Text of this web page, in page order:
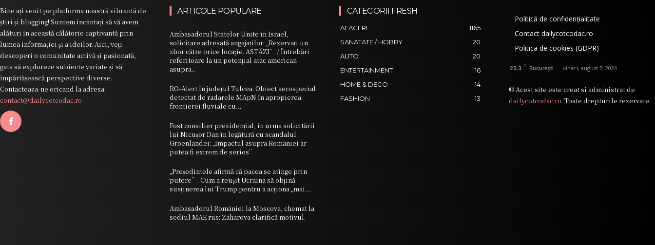
Bine ați venit pe platforma noastră vibrantă de
știri și blogging! Suntem încântați să vă avem
alături în această călătorie captivantă prin
lumea informației și a ideilor. Aici, veți
descoperi o comunitate activă și pasionată,
gata să exploreze subiecte variate și să
împărtășească perspective diverse.
Contacteaza-ne oricand la adresa:
contact@dailycotcodac.ro
ARTICOLE POPULARE
Ambasadorul Statelor Unite în Israel,
solicitare adresată angajaților: „Rezervați un
zbor către orice locație. ASTĂZI” / Întrebări
referitoare la un potențial atac american
asupra...
RO-Alert în județul Tulcea: Obiect aerospecial
detectat de radarele MApN în apropierea
frontierei fluviale cu…
Fost consilier prezidențial, în urma solicitării
lui Nicușor Dan în legătură cu scandalul
Groenlandei: „Impactul asupra României ar
putea fi extrem de serios”
„Președintele afirmă că pacea se atinge prin
putere”. Cum a reușit Ucraina să obțină
susținerea lui Trump pentru a acționa „mai…
Ambasadorul României la Moscova, chemat la
sediul MAE rus; Zaharova clarifică motivul.
CATEGORII FRESH
AFACERI
1165
SANATATE / HOBBY
20
AUTO
20
ENTERTAINMENT
16
HOME & DECO
14
FASHION
13
Politică de confidențialitate
Contact dailycotcodac.ro
Politica de cookies (GDPR)
23.3 C București vineri, august 7, 2026
© Acest site este creat si administrat de
dailycotcodac.ro. Toate drepturile rezervate.